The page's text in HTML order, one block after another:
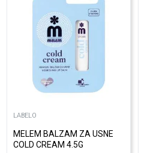
LABELO
MELEM BALZAM ZA USNE
COLD CREAM 4.5G